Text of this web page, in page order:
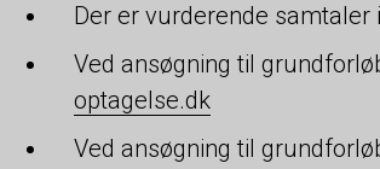
Der er vurderende
Ved ansøgning til
optagelse.dk
Ved ansøgning til